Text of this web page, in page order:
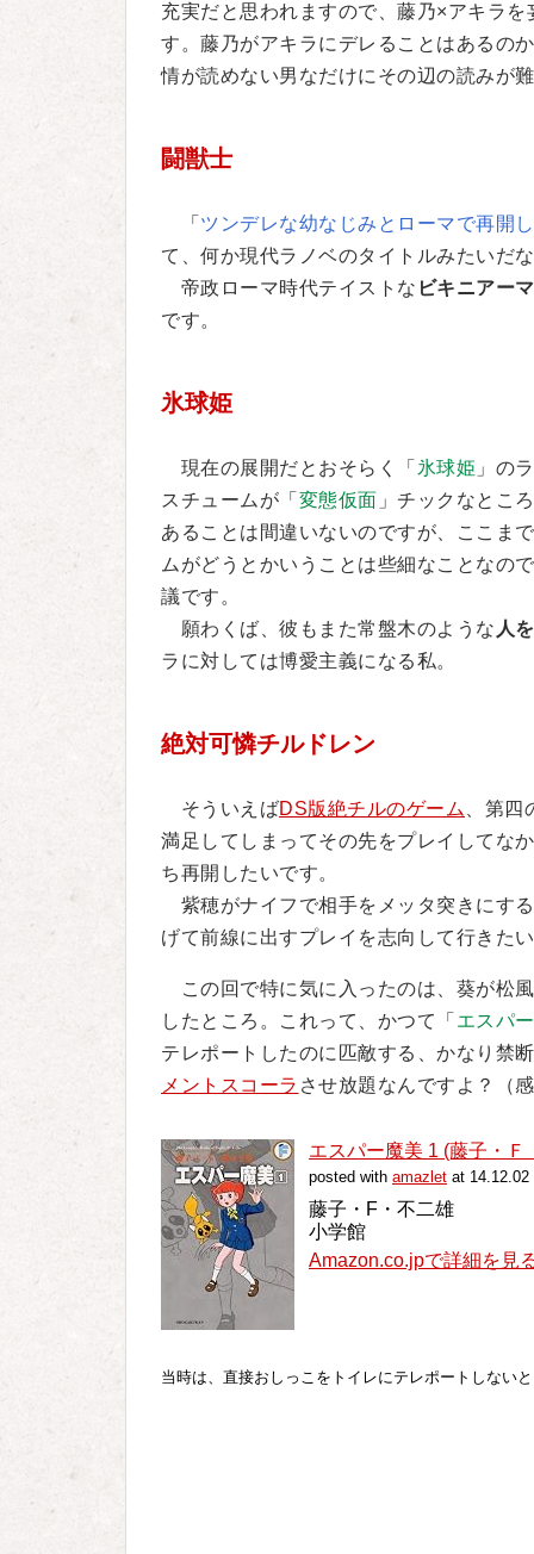
充実だと思われますので、藤乃×アキラ
す。藤乃がアキラにデレることはあるの
情が読めない男なだけにその辺の読みが
闘獣士
「 ツンデレな幼なじみとローマで再開
て、何か現代ラノベのタイトルみたいだ
帝政ローマ時代テイストな ビキニアー
です。
氷球姫
現在の展開だとおそらく「 氷球姫 」の
スチュームが「 変態仮面 」チックなとこ
あることは間違いないのですが、ここま
ムがどうとかいうことは些細なことなの
議です。
願わくば、彼もまた常盤木のような 人
ラに対しては博愛主義になる私。
絶対可憐チルドレン
そういえばDS版絶チルのゲーム、第四
満足してしまってその先をプレイしてな
ち再開したいです。
紫穂がナイフで相手をメッタ突きにす
げて前線に出すプレイを志向して行きた
この回で特に気に入ったのは、葵が松
したところ。これって、かつて「 エスパ
テレポートしたのに匹敵する、かなり禁
メントスコーラ させ放題なんですよ？（
エスパー魔美 1 (藤子・Ｆ
posted with amazlet at 14.12.02
藤子・F・不二雄
小学館
Amazon.co.jpで詳細を見
当時は、直接おしっこをトイレにテレポートしない